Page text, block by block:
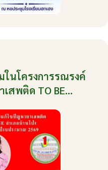
ในโครงการรณรงค์
สพติด TO BE
โป่ง ปีงบประมาณ
ในวันที่ 8 มิถุนายน